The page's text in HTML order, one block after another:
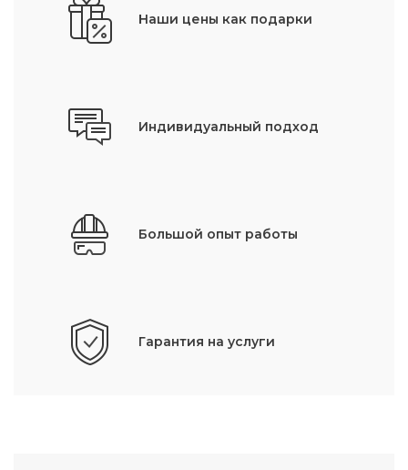
Наши цены как подарки
Индивидуальный подход
Большой опыт работы
Гарантия на услуги